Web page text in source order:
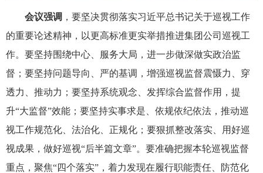
会议强调 ，要坚决贯彻落实习近平总书记关于巡视工作
的重要论述精神，以更高标准更实举措推进集团公司巡视工
作。要坚持围绕中心、服务大局，进一步做深做实政治监
督；要坚持问题导向、严的基调，增强巡视监督震慑力、穿
透力、推动力；要坚持系统观念、发挥综合监督作用，提
升“大监督”效能；要坚持实事求是、依规依纪依法，推动巡
视工作规范化、法治化、正规化；要狠抓整改落实、用好巡
视成果，做好巡视“后半篇文章”。要准确把握本轮巡视监督
重点，聚焦“四个落实”，着力发现在履行职能责任、防范化